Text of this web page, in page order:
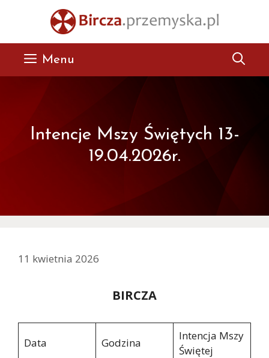
Menu
Intencje Mszy Świętych 13-
19.04.2026r.
11 kwietnia 2026
BIRCZA
Data Godzina
Intencja Mszy
Świętej